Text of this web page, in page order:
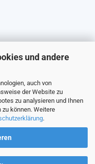
und andere
auch von
der Website zu
zu analysieren und Ihnen
können. Weitere
.